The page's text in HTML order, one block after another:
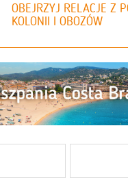
OBEJRZYJ RELACJE Z
KOLONII I OBOZÓW